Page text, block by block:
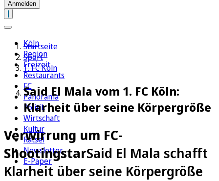
Anmelden
Köln
Region
Freizeit
Restaurants
FC
Panorama
Politik
Wirtschaft
Kultur
Rätsel
Newsletter
E-Paper
Startseite
Sport
1. FC Köln
Said El Mala vom 1. FC Köln:
Klarheit über seine Körpergröße
Verwirrung um FC-
ShootingstarSaid El Mala schafft
Klarheit über seine Körpergröße